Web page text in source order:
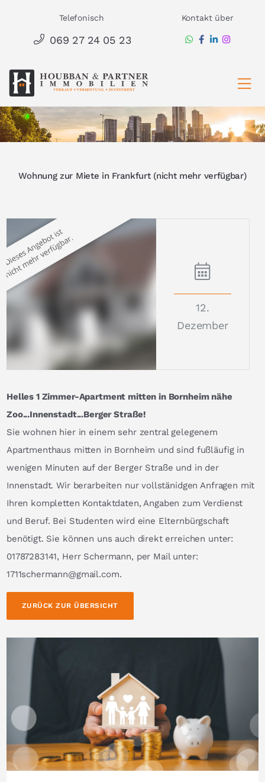
springen
Telefonisch
069 27 24 05 23
Kontakt über
Wohnung zur Miete in Frankfurt (nicht mehr verfügbar)
12.
Dezember
Helles 1 Zimmer-Apartment mitten in Bornheim nähe
Zoo...Innenstadt...Berger Straße!
Sie wohnen hier in einem sehr zentral gelegenem
Apartmenthaus mitten in Bornheim und sind fußläufig in
wenigen Minuten auf der Berger Straße und in der
Innenstadt. Wir berarbeiten nur vollstänidgen Anfragen mit
Ihren kompletten Kontaktdaten, Angaben zum Verdienst
und Beruf. Bei Studenten wird eine Elternbürgschaft
benötigt. Sie können uns auch direkt erreichen unter:
01787283141, Herr Schermann, per Mail unter:
1711schermann@gmail.com.
ZURÜCK ZUR ÜBERSICHT